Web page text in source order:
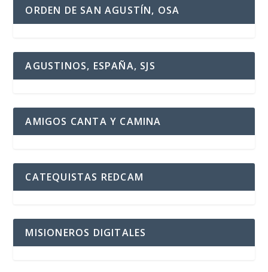
ORDEN DE SAN AGUSTÍN, OSA
AGUSTINOS, ESPAÑA, SJS
AMIGOS CANTA Y CAMINA
CATEQUISTAS REDCAM
MISIONEROS DIGITALES